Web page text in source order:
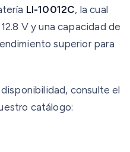
LI-10012C, la cual
V y una capacidad de
superior para
consulte el
catálogo: